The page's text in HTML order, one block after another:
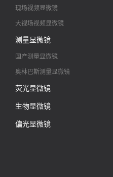
现场视频显微镜
大视场视频显微镜
大景深视频显微镜
高清镜头
测量显微镜
国产测量显微镜
奥林巴斯测量显微镜
荧光显微镜
生物显微镜
偏光显微镜